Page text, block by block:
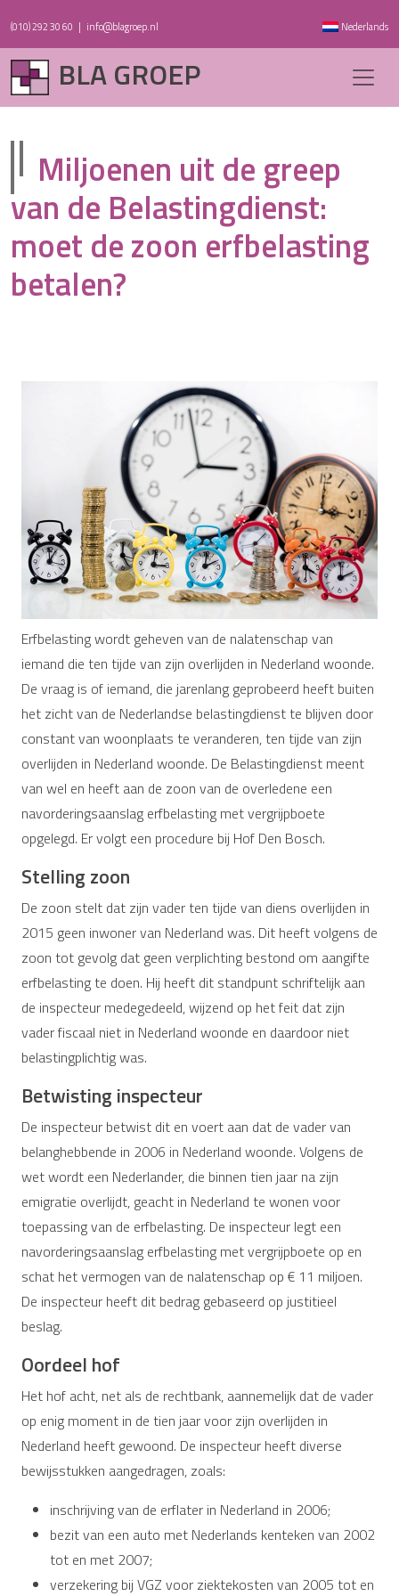
(010) 292 30 60 | info@blagroep.nl Nederlands
BLA GROEP
Miljoenen uit de greep
van de Belastingdienst:
moet de zoon erfbelasting
betalen?
Erfbelasting wordt geheven van de nalatenschap van
iemand die ten tijde van zijn overlijden in Nederland woonde.
De vraag is of iemand, die jarenlang geprobeerd heeft buiten
het zicht van de Nederlandse belastingdienst te blijven door
constant van woonplaats te veranderen, ten tijde van zijn
overlijden in Nederland woonde. De Belastingdienst meent
van wel en heeft aan de zoon van de overledene een
navorderingsaanslag erfbelasting met vergrijpboete
opgelegd. Er volgt een procedure bij Hof Den Bosch.
Stelling zoon
De zoon stelt dat zijn vader ten tijde van diens overlijden in
2015 geen inwoner van Nederland was. Dit heeft volgens de
zoon tot gevolg dat geen verplichting bestond om aangifte
erfbelasting te doen. Hij heeft dit standpunt schriftelijk aan
de inspecteur medegedeeld, wijzend op het feit dat zijn
vader fiscaal niet in Nederland woonde en daardoor niet
belastingplichtig was.
Betwisting inspecteur
De inspecteur betwist dit en voert aan dat de vader van
belanghebbende in 2006 in Nederland woonde. Volgens de
wet wordt een Nederlander, die binnen tien jaar na zijn
emigratie overlijdt, geacht in Nederland te wonen voor
toepassing van de erfbelasting. De inspecteur legt een
navorderingsaanslag erfbelasting met vergrijpboete op en
schat het vermogen van de nalatenschap op € 11 miljoen.
De inspecteur heeft dit bedrag gebaseerd op justitieel
beslag.
Oordeel hof
Het hof acht, net als de rechtbank, aannemelijk dat de vader
op enig moment in de tien jaar voor zijn overlijden in
Nederland heeft gewoond. De inspecteur heeft diverse
bewijsstukken aangedragen, zoals:
inschrijving van de erflater in Nederland in 2006;
bezit van een auto met Nederlands kenteken van 2002
tot en met 2007;
verzekering bij VGZ voor ziektekosten van 2005 tot en